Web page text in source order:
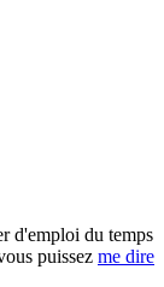
d'emploi du temps
puissez me dire